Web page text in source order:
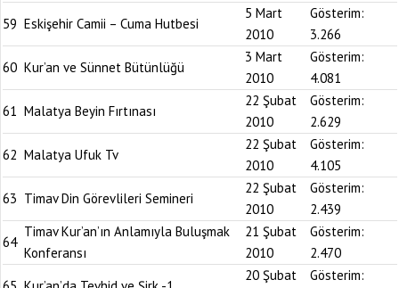
59 Eskişehir Camii – Cuma Hutbesi
5 Mart
2010
Gösterim:
3.266
60 Kur’an ve Sünnet Bütünlüğü
3 Mart
2010
Gösterim:
4.081
61 Malatya Beyin Fırtınası
22 Şubat
2010
Gösterim:
2.629
62 Malatya Ufuk Tv
22 Şubat
2010
Gösterim:
4.105
63 Timav Din Görevlileri Semineri
22 Şubat
2010
Gösterim:
2.439
64
Timav Kur’an’ın Anlamıyla Buluşmak
Konferansı
21 Şubat
2010
Gösterim:
2.470
20 Şubat
Gösterim: